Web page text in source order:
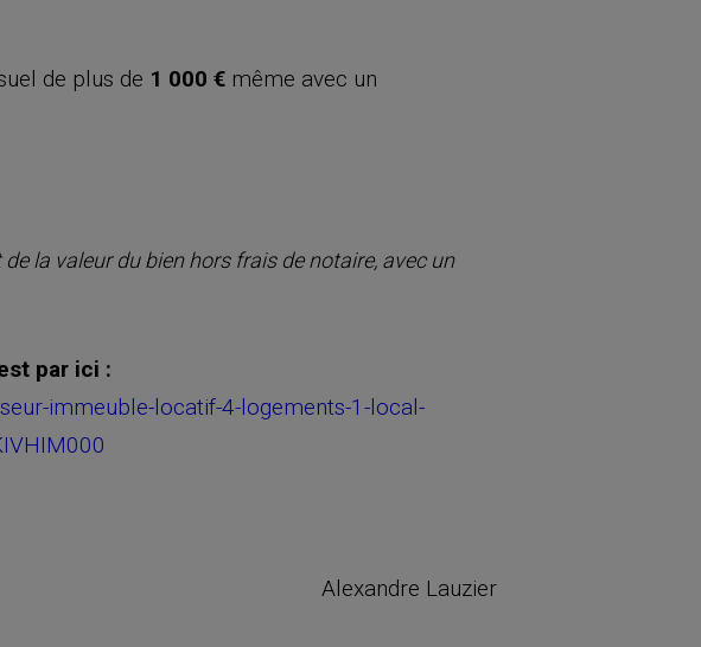
de plus de 1 000 € même avec un
la valeur du bien hors frais de notaire, avec un
par ici :
immeuble-locatif-4-logements-1-local-
Alexandre Lauzier